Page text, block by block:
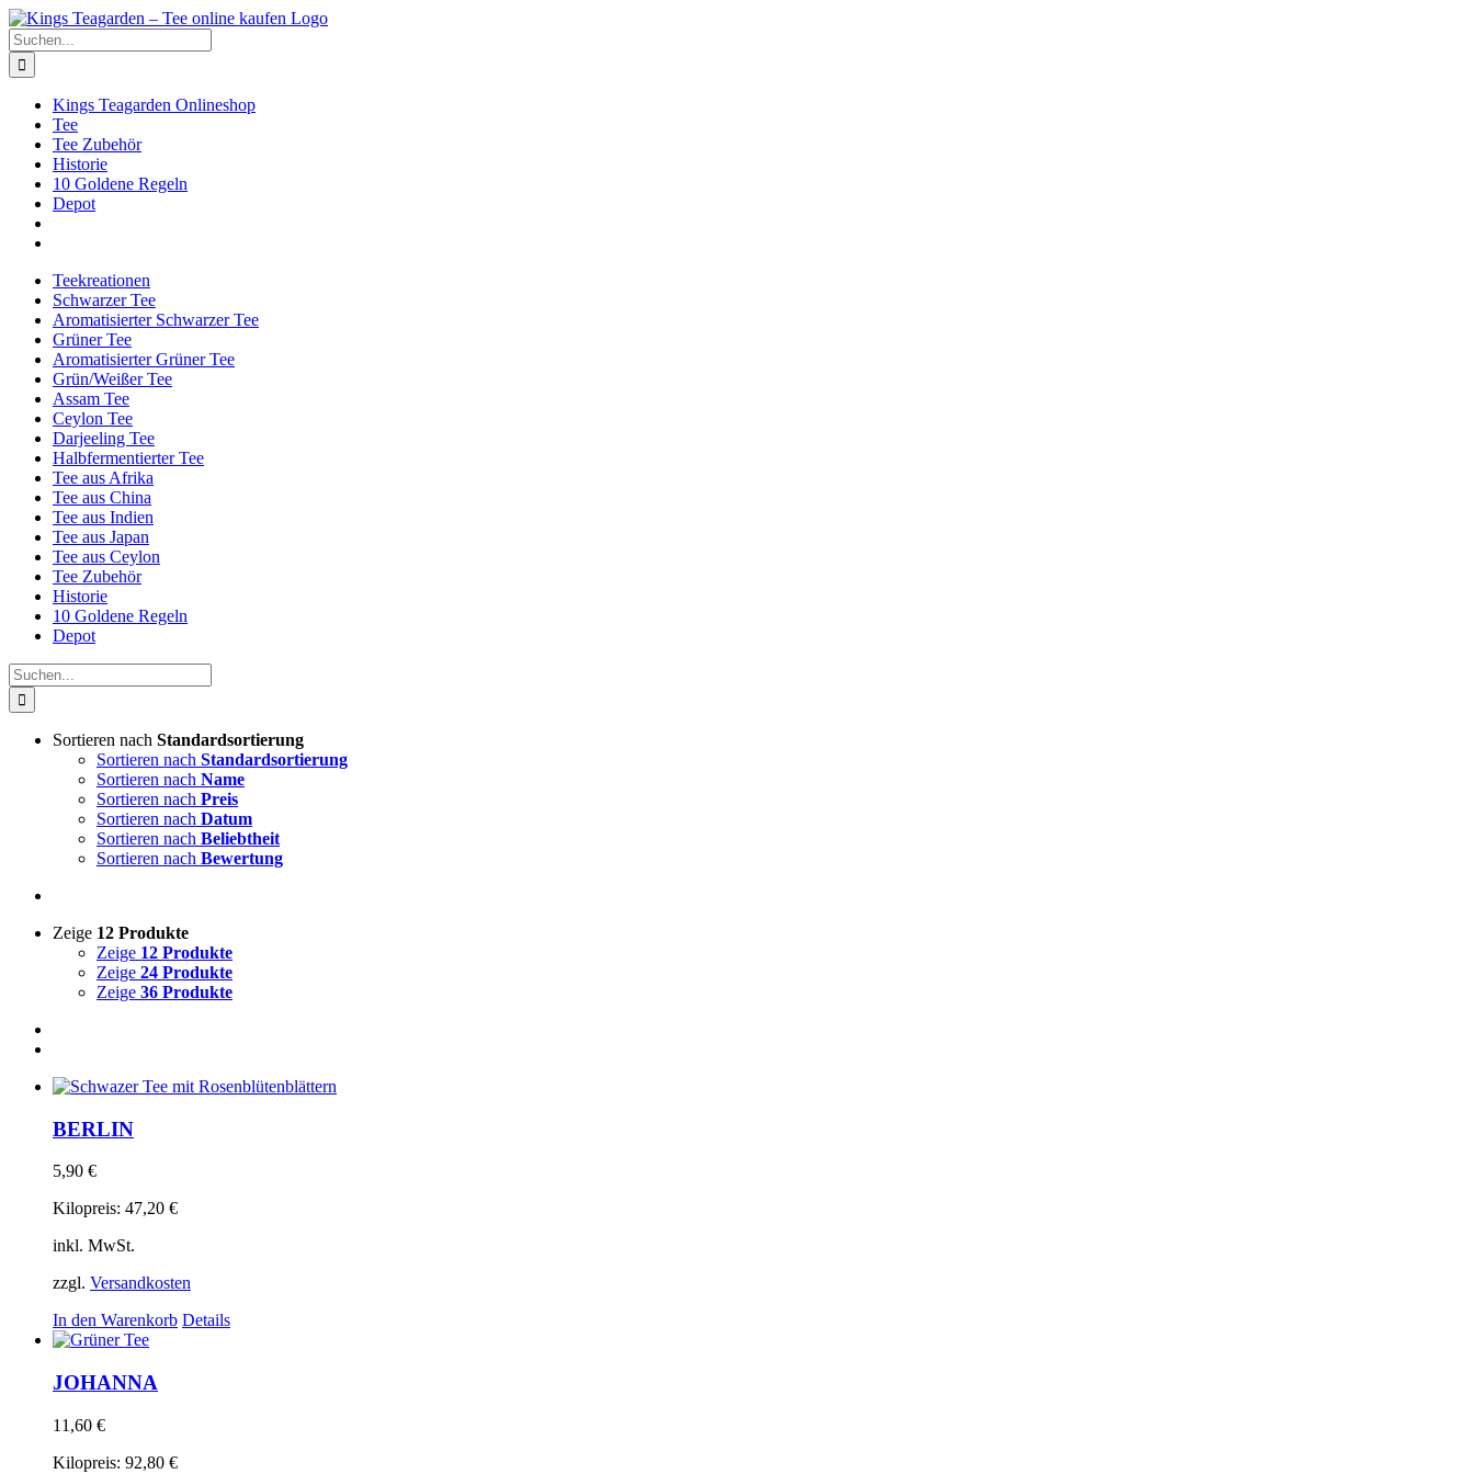
Zum
Inhalt
springen
Facebook
X
Instagram
Pinterest
Suche
nach:
Kings Teagarden Onlineshop
Tee
Tee Zubehör
Historie
10 Goldene Regeln
Depot
Teekreationen
Schwarzer Tee
Aromatisierter Schwarzer Tee
Grüner Tee
Aromatisierter Grüner Tee
Grün/Weißer Tee
Assam Tee
Ceylon Tee
Darjeeling Tee
Halbfermentierter Tee
Tee aus Afrika
Tee aus China
Tee aus Indien
Tee aus Japan
Tee aus Ceylon
Tee Zubehör
Historie
10 Goldene Regeln
Depot
Suche
nach:
Sortieren nach Standardsortierung
Sortieren nach Standardsortierung
Sortieren nach Name
Sortieren nach Preis
Sortieren nach Datum
Sortieren nach Beliebtheit
Sortieren nach Bewertung
Zeige 12 Produkte
Zeige 12 Produkte
Zeige 24 Produkte
Zeige 36 Produkte
BERLIN
5,90 €
Kilopreis: 47,20 €
inkl. MwSt.
zzgl. Versandkosten
In den Warenkorb Details
JOHANNA
11,60 €
Kilopreis: 92,80 €